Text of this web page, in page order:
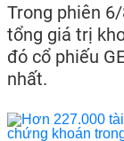
Trong phiên
tổng giá trị
đó cổ phiếu
nhất.